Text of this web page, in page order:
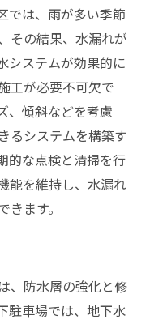
では、雨が多い季節
その結果、水漏れが
システムが効果的に
工が必要不可欠で
、傾斜などを考慮
るシステムを構築す
的な点検と清掃を行
能を維持し、水漏れ
ます。
、防水層の強化と修
駐車場では、地下水